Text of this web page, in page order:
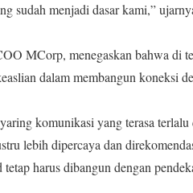
sudah menjadi dasar kami,”
MCorp, menegaskan bahwa di
dalam membangun koneksi
komunikasi yang terasa
lebih dipercaya dan
harus dibangun dengan